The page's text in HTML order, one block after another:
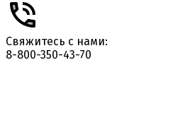
Свяжитесь с нами:
8-800-350-43-70